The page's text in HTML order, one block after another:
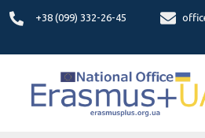
+38 (099) 332-26-45